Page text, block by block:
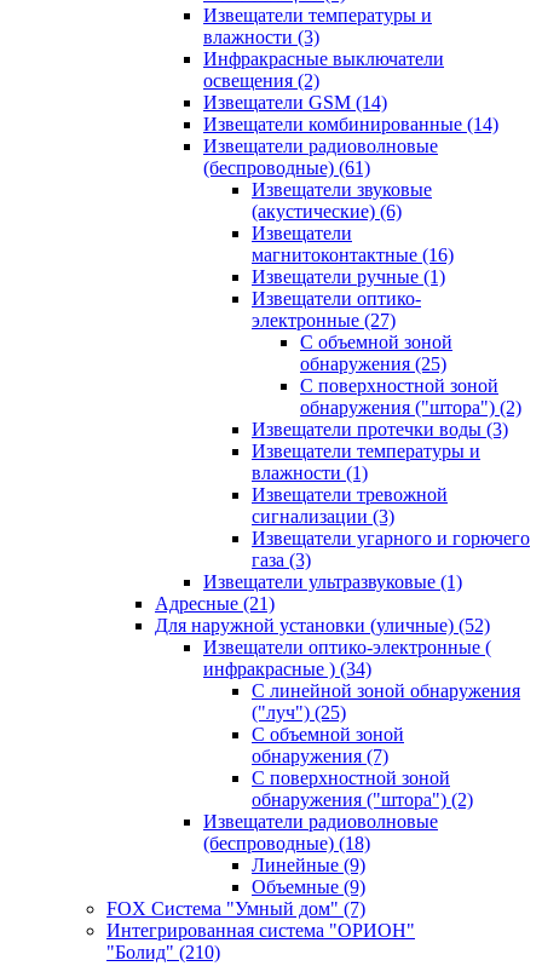
Извещатели температуры и
влажности (3)
Инфракрасные выключатели
освещения (2)
Извещатели GSM (14)
Извещатели комбинированные (14)
Извещатели радиоволновые
(беспроводные) (61)
Извещатели звуковые
(акустические) (6)
Извещатели
магнитоконтактные (16)
Извещатели ручные (1)
Извещатели оптико-
электронные (27)
С объемной зоной
обнаружения (25)
С поверхностной зоной
обнаружения ("штора") (2)
Извещатели протечки воды (3)
Извещатели температуры и
влажности (1)
Извещатели тревожной
сигнализации (3)
Извещатели угарного и горючего
газа (3)
Извещатели ультразвуковые (1)
Адресные (21)
Для наружной установки (уличные) (52)
Извещатели оптико-электронные (
инфракрасные ) (34)
С линейной зоной обнаружения
("луч") (25)
С объемной зоной
обнаружения (7)
С поверхностной зоной
обнаружения ("штора") (2)
Извещатели радиоволновые
(беспроводные) (18)
Линейные (9)
Объемные (9)
FOX Система "Умный дом" (7)
Интегрированная система "ОРИОН"
"Болид" (210)